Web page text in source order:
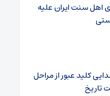
اهل سنت ایران علیه
کلید عبور از مراحل